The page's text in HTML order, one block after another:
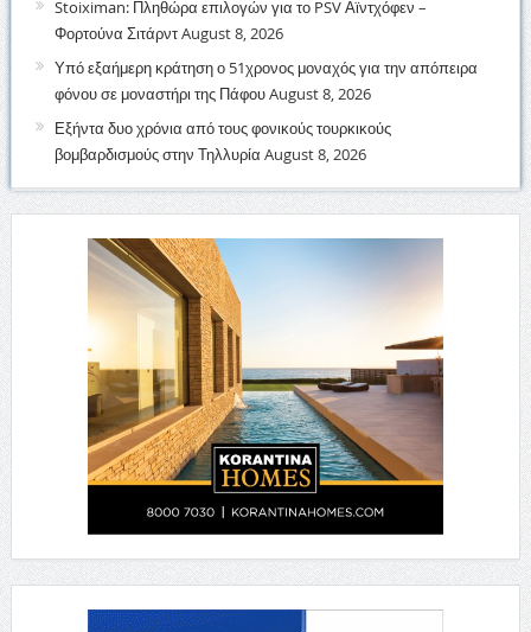
Stoiximan: Πληθώρα επιλογών για το PSV Αϊντχόφεν –
Φορτούνα ΣιτάρντAugust 8, 2026
Υπό εξαήμερη κράτηση ο 51χρονος μοναχός για την απόπειρα
φόνου σε μοναστήρι της ΠάφουAugust 8, 2026
Εξήντα δυο χρόνια από τους φονικούς τουρκικούς
βομβαρδισμούς στην Τηλλυρία August 8, 2026